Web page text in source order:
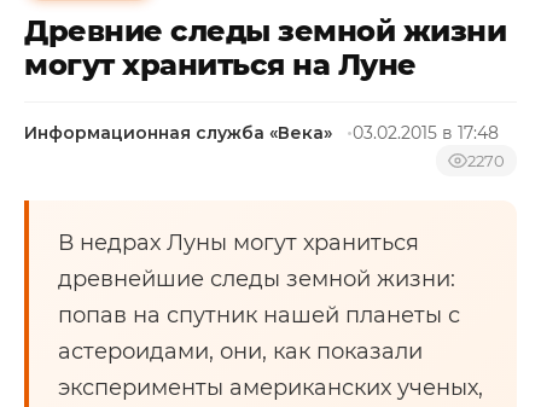
ЭКОНОМИКА
ОБЩЕСТВО
КУЛЬТУРА
НОВОСТИ
Древние следы земной жизни
могут храниться на Луне
Информационная служба «Века» 03.02.2015 в 17:48
2270
В недрах Луны могут храниться
древнейшие следы земной жизни:
попав на спутник нашей планеты с
астероидами, они, как показали
эксперименты американских ученых,